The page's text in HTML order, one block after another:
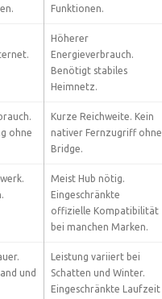
Funktionen.
Höherer
Energieverbrauch.
Benötigt stabiles
Heimnetz.
ohne
Kurze Reichweite. Kein
nativer Fernzugriff ohne
Bridge.
Meist Hub nötig.
Eingeschränkte
offizielle Kompatibilität
bei manchen Marken.
und
Leistung variiert bei
Schatten und Winter.
Eingeschränkte Laufzeit